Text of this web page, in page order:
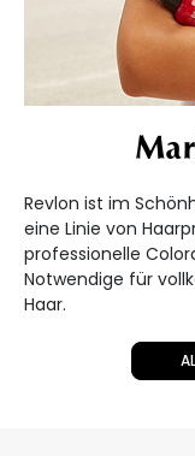
Revlon ist im
eine Linie von
professionelle
Notwendige für
Haar.